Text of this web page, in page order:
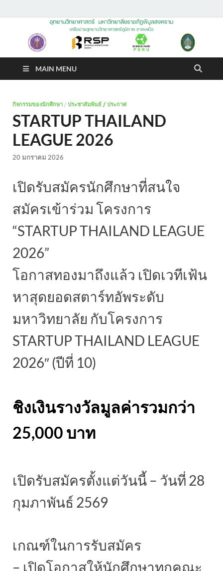
อุทยานวิทยาศาสตร์
มหาวิทยาลัยราชภัฏพิบูล
สงคราม
MAIN MENU
กิจกรรมของนักศึกษา / ประชาสัมพันธ์ / ประกาศ
STARTUP THAILAND
LEAGUE 2026
20 มกราคม 2026
เปิดรับสมัครนักศึกษาที่สนใจ
สมัครเข้าร่วม โครงการ
“STARTUP THAILAND LEAGUE
2026”
โอกาสทองมาถึงแล้ว เปิดเวทีเฟ้น
หาสุดยอดสตาร์ทอัพระดับ
มหาวิทยาลัย กับโครงการ
STARTUP THAILAND LEAGUE
2026″ (ปีที่ 10)
ชิงเงินรางวัลมูลค่ารวมกว่า
25,000 บาท
เปิดรับสมัครตั้งแต่วันนี้ – วันที่ 28
กุมภาพันธ์ 2569
เกณฑ์ในการรับสมัคร
– เปิดโอกาสให้นักศึกษาทุกคณะ